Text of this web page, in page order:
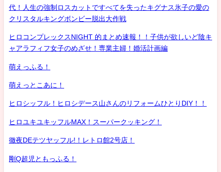
代！人生の強制ロスカットですべてを失ったキグナス氷子の愛の
クリスタルキングボンビー脱出大作戦
ヒロコンプレックスNIGHT 的まとめ速報！！子供が欲しいど陰キ
ャアラフィフ女子のめざせ！専業主婦！婚活計画編
萌えっふる！
萌えっとこあに！
ヒロシッフル！ヒロシデース山さんのリフォームひとりDIY！！
ヒロユキユキッフルMAX！スーパークッキング！
徹夜DEテツヤッフル!！レトロ館2号店！
剛Q超児ともっふる！